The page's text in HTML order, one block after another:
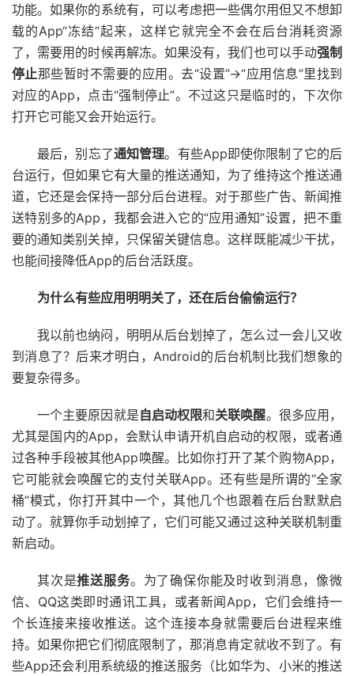
功能。如果你的系统有，可以考虑把一些偶尔用但又不想卸
载的App“冻结”起来，这样它就完全不会在后台消耗资源
了，需要用的时候再解冻。如果没有，我们也可以手动强制
停止那些暂时不需要的应用。去“设置”->“应用信息”里找到
对应的App，点击“强制停止”。不过这只是临时的，下次你
打开它可能又会开始运行。
最后，别忘了通知管理。有些App即使你限制了它的后
台运行，但如果它有大量的推送通知，为了维持这个推送通
道，它还是会保持一部分后台进程。对于那些广告、新闻推
送特别多的App，我都会进入它的“应用通知”设置，把不重
要的通知类别关掉，只保留关键信息。这样既能减少干扰，
也能间接降低App的后台活跃度。
为什么有些应用明明关了，还在后台偷偷运行？
我以前也纳闷，明明从后台划掉了，怎么过一会儿又收
到消息了？后来才明白，Android的后台机制比我们想象的
要复杂得多。
一个主要原因就是自启动权限和关联唤醒。很多应用，
尤其是国内的App，会默认申请开机自启动的权限，或者通
过各种手段被其他App唤醒。比如你打开了某个购物App，
它可能就会唤醒它的支付关联App。还有些是所谓的“全家
桶”模式，你打开其中一个，其他几个也跟着在后台默默启
动了。就算你手动划掉了，它们可能又通过这种关联机制重
新启动。
其次是推送服务。为了确保你能及时收到消息，像微
信、QQ这类即时通讯工具，或者新闻App，它们会维持一
个长连接来接收推送。这个连接本身就需要后台进程来维
持。如果你把它们彻底限制了，那消息肯定就收不到了。有
些App还会利用系统级的推送服务（比如华为、小米的推送